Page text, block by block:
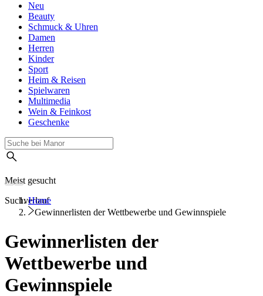
Neu
Beauty
Schmuck & Uhren
Damen
Herren
Kinder
Sport
Heim & Reisen
Spielwaren
Multimedia
Wein & Feinkost
Geschenke
Meist gesucht
Suchverlauf
Home
Gewinnerlisten der Wettbewerbe und Gewinnspiele
Gewinnerlisten der
Wettbewerbe und
Gewinnspiele